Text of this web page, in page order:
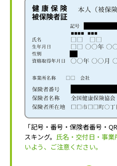
「記号・番号・保険者番号・
スキング。 氏名・交付日・事
いよう、ご注意ください。